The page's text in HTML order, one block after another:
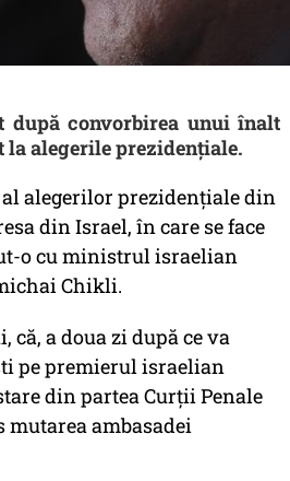
după convorbirea unui înalt
la alegerile prezidențiale.
alegerilor prezidențiale din
din Israel, în care se face
o cu ministrul israelian
Chikli.
că, a doua zi după ce va
pe premierul israelian
din partea Curții Penale
mutarea ambasadei